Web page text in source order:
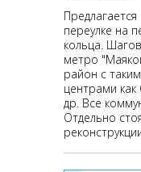
переулке на
кольца.
метро
район с
центрами
др. Все
Отдельно